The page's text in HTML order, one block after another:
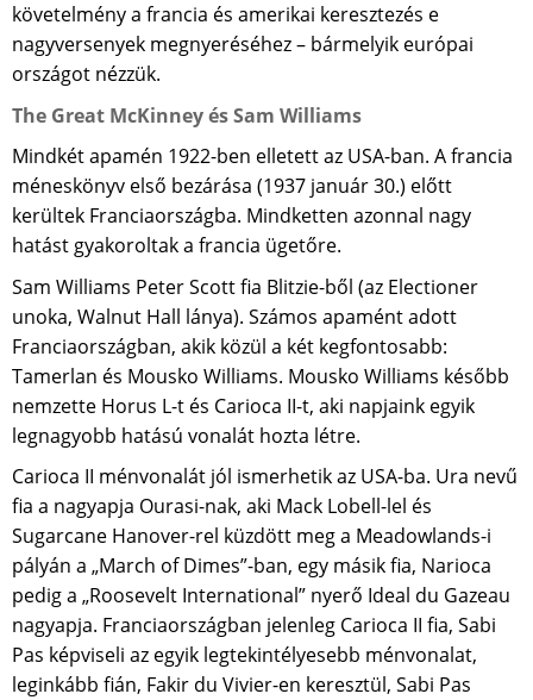
követelmény a francia és amerikai keresztezés e
nagyversenyek megnyeréséhez – bármelyik európai
országot nézzük.
The Great McKinney és Sam Williams
Mindkét apamén 1922-ben elletett az USA-ban. A francia
méneskönyv első bezárása (1937 január 30.) előtt
kerültek Franciaországba. Mindketten azonnal nagy
hatást gyakoroltak a francia ügetőre.
Sam Williams Peter Scott fia Blitzie-ből (az Electioner
unoka, Walnut Hall lánya). Számos apamént adott
Franciaországban, akik közül a két kegfontosabb:
Tamerlan és Mousko Williams. Mousko Williams később
nemzette Horus L-t és Carioca II-t, aki napjaink egyik
legnagyobb hatású vonalát hozta létre.
Carioca II ménvonalát jól ismerhetik az USA-ba. Ura nevű
fia a nagyapja Ourasi-nak, aki Mack Lobell-lel és
Sugarcane Hanover-rel küzdött meg a Meadowlands-i
pályán a „March of Dimes”-ban, egy másik fia, Narioca
pedig a „Roosevelt International” nyerő Ideal du Gazeau
nagyapja. Franciaországban jelenleg Carioca II fia, Sabi
Pas képviseli az egyik legtekintélyesebb ménvonalat,
leginkább fián, Fakir du Vivier-en keresztül, Sabi Pas